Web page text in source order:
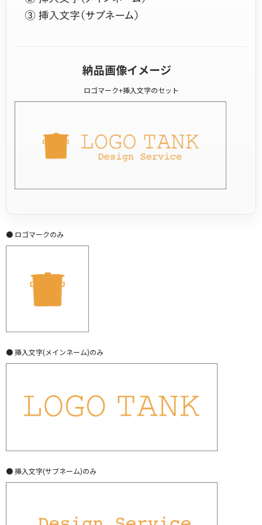
納品画像イメージ
ロゴマーク+挿入文字のセット
● ロゴマークのみ
● 挿入文字(メインネーム)のみ
● 挿入文字(サブネーム)のみ